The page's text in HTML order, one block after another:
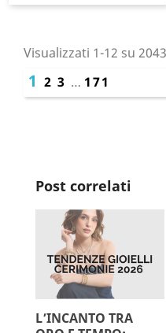
Visualizzati 1-12 su
1 2 3 … 171
Post correlati
L’INCANTO TRA